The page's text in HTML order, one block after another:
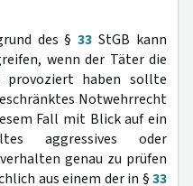
des §33 StGB kann
wenn der Täter die
provoziert haben sollte
Notwehrrecht
Fall mit Blick auf ein
aggressives oder
genau zu prüfen
aus einem der in §33